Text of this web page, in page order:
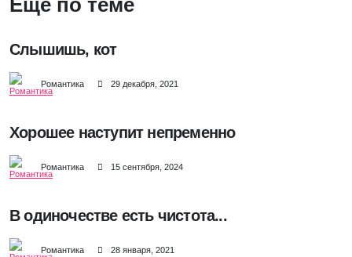
Еще по теме
Слышишь, кот
Романтика 29 декабря, 2021
Хорошее наступит непременно
Романтика 15 сентября, 2024
В одиночестве есть чистота...
Романтика 28 января, 2021